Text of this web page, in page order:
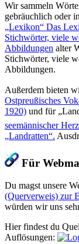
Wir sammeln
gebräuchlich oder
Lexikon
Das
Stichwörter, viele
Abbildungen alter
Stichwörter, viele
Abbildungen.
Außerdem bieten
Ostpreußisches
1920) und für
seemännischer
Landratten .
Für
Du magst unsere
(Querverweis) zur
würden wir uns
Hier findest du
Auflösungen: